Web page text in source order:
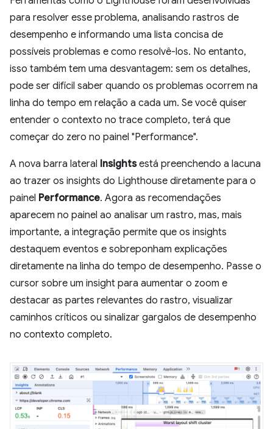
para resolver esse problema, analisando rastros de
desempenho e informando uma lista concisa de
possíveis problemas e como resolvê-los. No entanto,
isso também tem uma desvantagem: sem os detalhes,
pode ser difícil saber quando os problemas ocorrem na
linha do tempo em relação a cada um. Se você quiser
entender o contexto no trace completo, terá que
começar do zero no painel "Performance".
A nova barra lateral Insightsestá preenchendo a lacuna
ao trazer os insights do Lighthouse diretamente para o
painel Performance. Agora as recomendações
aparecem no painel ao analisar um rastro, mas, mais
importante, a integração permite que os insights
destaquem eventos e sobreponham explicações
diretamente na linha do tempo de desempenho. Passe o
cursor sobre um insight para aumentar o zoom e
destacar as partes relevantes do rastro, visualizar
caminhos críticos ou sinalizar gargalos de desempenho
no contexto completo.